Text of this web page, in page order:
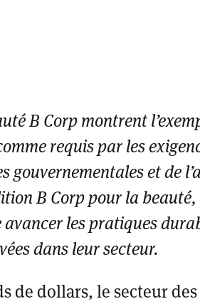
B Corp montrent
requis par les
gouvernementales et de
B Corp pour la
les pratiques
dans leur secteur.
de dollars, le secteur